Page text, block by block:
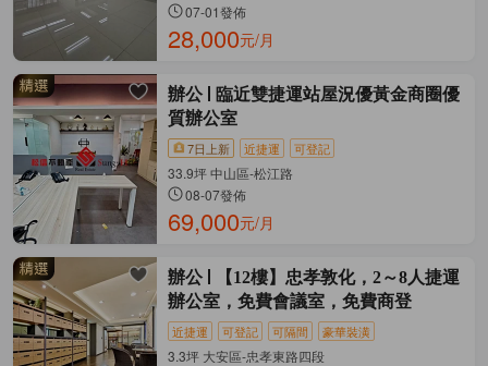
07-01發佈
28,000元/月
辦公
臨近雙捷運站屋況優黃金商圈優
質辦公室
7日上新 近捷運 可登記
33.9坪 中山區-松江路
08-07發佈
69,000元/月
辦公
【12樓】忠孝敦化，2～8人捷運
辦公室，免費會議室，免費商登
近捷運 可登記 可隔間 豪華裝潢
3.3坪 大安區-忠孝東路四段